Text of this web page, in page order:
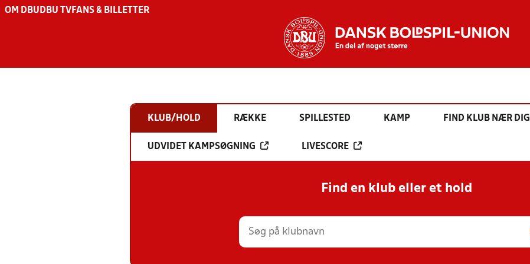
OM DBU DBU TV FANS & BILLETTER
KLUB/HOLD RÆKKE SPILLESTED KAMP FIND KLUB NÆR DIG
UDVIDET KAMPSØGNING LIVESCORE
Find en klub eller et hold